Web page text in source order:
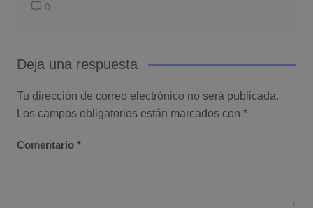
0
Deja una respuesta
Tu dirección de correo electrónico no será publicada.
Los campos obligatorios están marcados con *
Comentario *